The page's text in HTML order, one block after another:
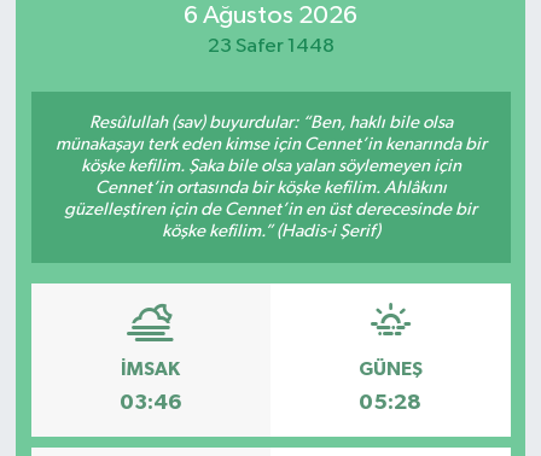
6 Ağustos 2026
23 Safer 1448
Resûlullah (sav) buyurdular: “Ben, haklı bile olsa
münakaşayı terk eden kimse için Cennet’in kenarında bir
köşke kefilim. Şaka bile olsa yalan söylemeyen için
Cennet’in ortasında bir köşke kefilim. Ahlâkını
güzelleştiren için de Cennet’in en üst derecesinde bir
köşke kefilim.” (Hadis-i Şerif)
İMSAK
03:46
GÜNEŞ
05:28